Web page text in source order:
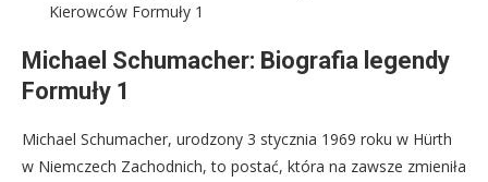
Kierowców Formuły 1
Michael Schumacher: Biografia legendy
Formuły 1
Michael Schumacher, urodzony 3 stycznia 1969 roku w Hürth
w Niemczech Zachodnich, to postać, która na zawsze zmieniła